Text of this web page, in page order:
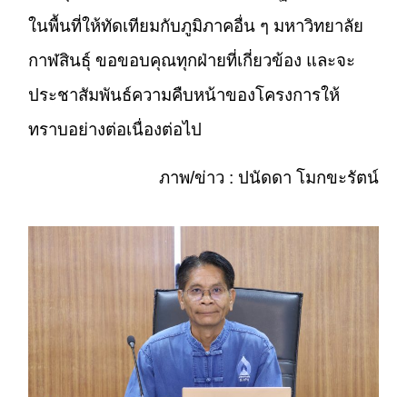
ในพื้นที่ให้ทัดเทียมกับภูมิภาคอื่น ๆ มหาวิทยาลัย
กาฬสินธุ์ ขอขอบคุณทุกฝ่ายที่เกี่ยวข้อง และจะ
ประชาสัมพันธ์ความคืบหน้าของโครงการให้
ทราบอย่างต่อเนื่องต่อไป
ภาพ/ข่าว : ปนัดดา โมกขะรัตน์